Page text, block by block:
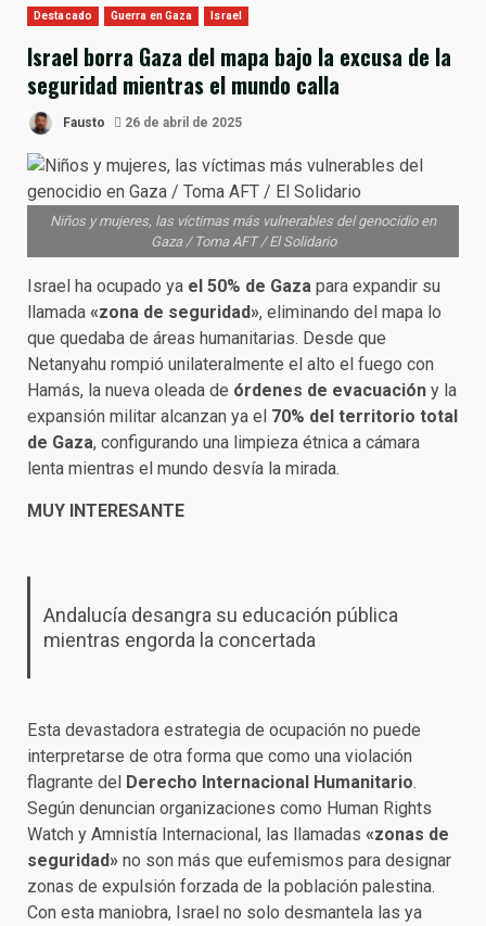
Destacado Guerra en Gaza Israel
Israel borra Gaza del mapa bajo la excusa de la
seguridad mientras el mundo calla
Fausto 26 de abril de 2025
Niños y mujeres, las víctimas más vulnerables del genocidio en
Gaza / Toma AFT / El Solidario
Israel ha ocupado ya el 50% de Gaza para expandir su
llamada «zona de seguridad», eliminando del mapa lo
que quedaba de áreas humanitarias. Desde que
Netanyahu rompió unilateralmente el alto el fuego con
Hamás, la nueva oleada de órdenes de evacuación y la
expansión militar alcanzan ya el 70% del territorio total
de Gaza, configurando una limpieza étnica a cámara
lenta mientras el mundo desvía la mirada.
MUY INTERESANTE
Andalucía desangra su educación pública
mientras engorda la concertada
Esta devastadora estrategia de ocupación no puede
interpretarse de otra forma que como una violación
flagrante del Derecho Internacional Humanitario.
Según denuncian organizaciones como Human Rights
Watch y Amnistía Internacional, las llamadas «zonas de
seguridad» no son más que eufemismos para designar
zonas de expulsión forzada de la población palestina.
Con esta maniobra, Israel no solo desmantela las ya